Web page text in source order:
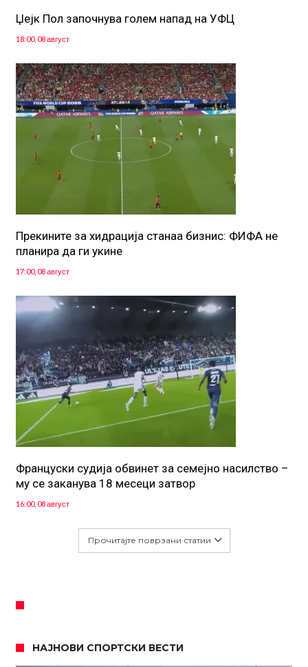
Џејк Пол започнува голем напад на УФЦ
18:00, 08 август
Прекините за хидрација станаа бизнис: ФИФА не
планира да ги укине
17:00, 08 август
Француски судија обвинет за семејно насилство –
му се заканува 18 месеци затвор
16:00, 08 август
Прочитајте поврзани статии
НАЈНОВИ СПОРТСКИ ВЕСТИ